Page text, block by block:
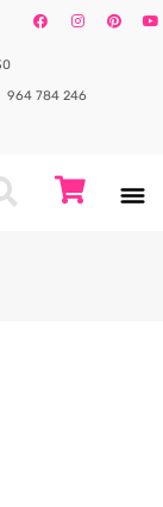
964 784 246